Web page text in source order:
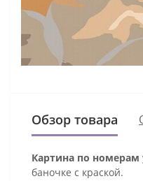
Обзор товара
Картина по номерам
баночке с краской.